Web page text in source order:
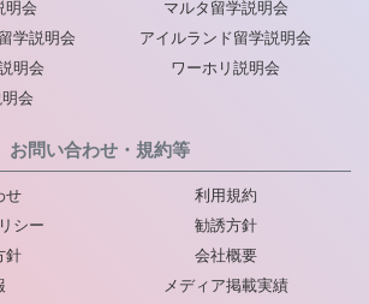
明会
マルタ留学説明会
学説明会
アイルランド留学説明会
明会
ワーホリ説明会
会
お問い合わせ・規約等
せ
利用規約
シー
勧誘方針
針
会社概要
メディア掲載実績